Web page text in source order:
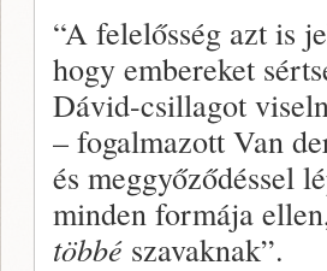
“A felelősség azt is
hogy embereket
Dávid-csillagot
– fogalmazott Van
és meggyőződéssel
minden formája
többé szavaknak”.